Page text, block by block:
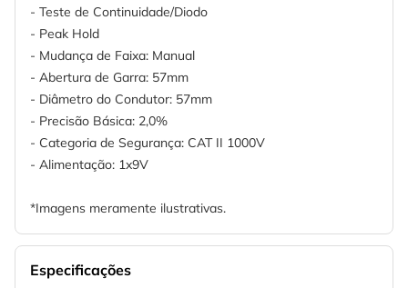
- Teste de Continuidade/Diodo
- Peak Hold
- Mudança de Faixa: Manual
- Abertura de Garra: 57mm
- Diâmetro do Condutor: 57mm
- Precisão Básica: 2,0%
- Categoria de Segurança: CAT II 1000V
- Alimentação: 1x9V
*Imagens meramente ilustrativas.
Especificações